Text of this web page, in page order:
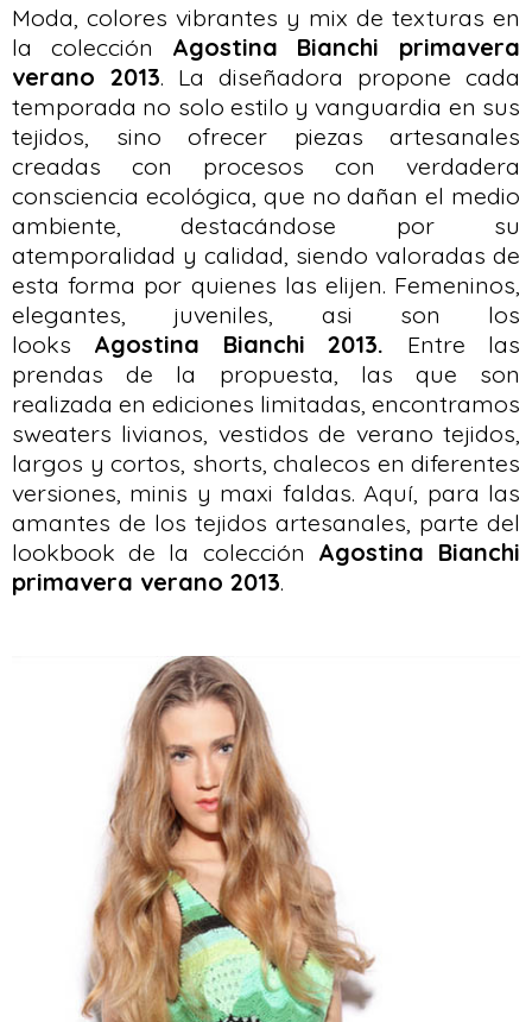
Moda, colores vibrantes y mix de texturas en
la colección Agostina Bianchi primavera
verano 2013. La diseñadora propone cada
temporada no solo estilo y vanguardia en sus
tejidos, sino ofrecer piezas artesanales
creadas con procesos con verdadera
consciencia ecológica, que no dañan el medio
ambiente, destacándose por su
atemporalidad y calidad, siendo valoradas de
esta forma por quienes las elijen. Femeninos,
elegantes, juveniles, asi son los
looks Agostina Bianchi 2013. Entre las
prendas de la propuesta, las que son
realizada en ediciones limitadas, encontramos
sweaters livianos, vestidos de verano tejidos,
largos y cortos, shorts, chalecos en diferentes
versiones, minis y maxi faldas. Aquí, para las
amantes de los tejidos artesanales, parte del
lookbook de la colección Agostina Bianchi
primavera verano 2013.